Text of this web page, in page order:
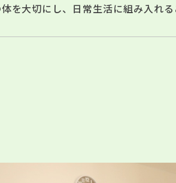
を大切にし、日常生活に組み入れ